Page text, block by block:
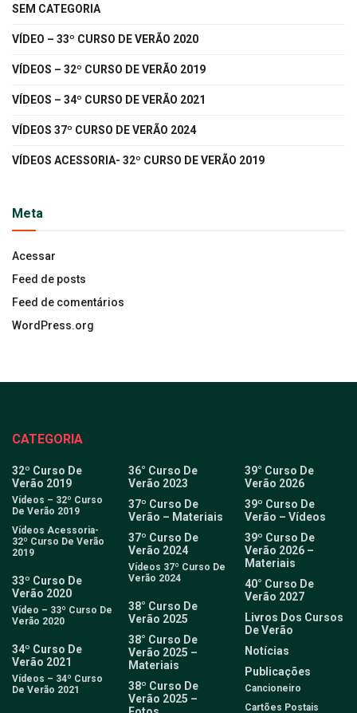
SEM CATEGORIA
VÍDEO – 33º CURSO DE VERÃO 2020
VÍDEOS – 32º CURSO DE VERÃO 2019
VÍDEOS – 34º CURSO DE VERÃO 2021
VÍDEOS 37º CURSO DE VERÃO 2024
VÍDEOS ACESSORIA- 32º CURSO DE VERÃO 2019
Meta
Acessar
Feed de posts
Feed de comentários
WordPress.org
CATEGORIA
32º Curso De
Verão 2019
Vídeos – 32º Curso
De Verão 2019
Vídeos Acessoria-
32º Curso De Verão
2019
33º Curso De
Verão 2020
Vídeo – 33º Curso De
Verão 2020
34º Curso De
Verão 2021
Vídeos – 34º Curso
De Verão 2021
36° Curso De
Verão 2023
37º Curso De
Verão – Materiais
37º Curso De
Verão 2024
Vídeos 37º Curso De
Verão 2024
38° Curso De
Verão 2025
38° Curso De
Verão 2025 –
Materiais
38º Curso De
Verão 2025 –
39° Curso De
Verão 2026
39º Curso De
Verão – Vídeos
39º Curso De
Verão 2026 –
Materiais
40° Curso De
Verão 2027
Livros Dos Cursos
De Verão
Notícias
Publicações
Cancioneiro
Cartões Postais